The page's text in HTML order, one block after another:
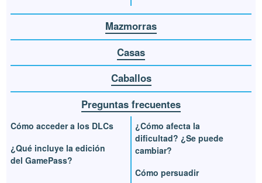
Mazmorras
Casas
Caballos
Preguntas frecuentes
Cómo acceder a los DLCs
¿Qué incluye la edición
del GamePass?
¿Cómo afecta la
dificultad? ¿Se puede
cambiar?
Cómo persuadir